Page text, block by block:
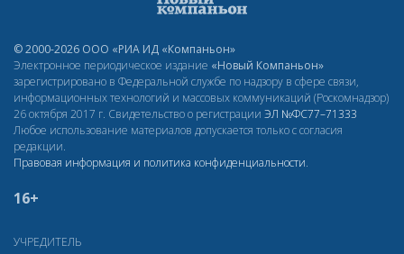
© 2000-2026 ООО «РИА ИД «Компаньон»
Электронное периодическое издание «Новый Компаньон»
зарегистрировано в Федеральной службе по надзору в сфере связи,
информационных технологий и массовых коммуникаций (Роскомнадзор)
26 октября 2017 г. Свидетельство о регистрации ЭЛ №ФС77–71333
Любое использование материалов допускается только с согласия
редакции.
Правовая информация и политика конфиденциальности.
16+
УЧРЕДИТЕЛЬ